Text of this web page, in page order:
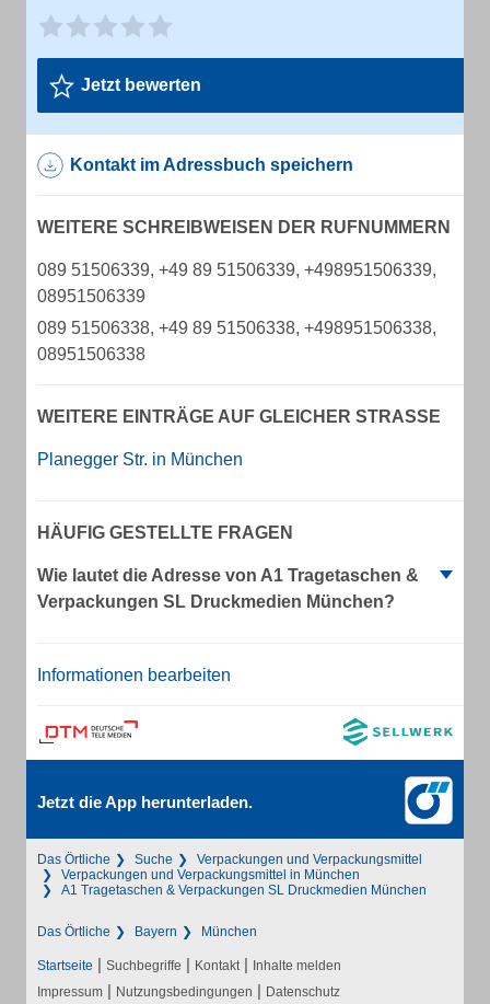
Jetzt bewerten
Kontakt im Adressbuch speichern
WEITERE SCHREIBWEISEN DER RUFNUMMERN
089 51506339, +49 89 51506339, +498951506339,
08951506339
089 51506338, +49 89 51506338, +498951506338,
08951506338
WEITERE EINTRÄGE AUF GLEICHER STRASSE
Planegger Str. in München
HÄUFIG GESTELLTE FRAGEN
Wie lautet die Adresse von A1 Tragetaschen &
Verpackungen SL Druckmedien München?
Informationen bearbeiten
Jetzt die App herunterladen.
Das Örtliche Suche
Verpackungen und Verpackungsmittel
Verpackungen und Verpackungsmittel in München
A1 Tragetaschen & Verpackungen SL Druckmedien München
Das Örtliche Bayern München
Startseite | Suchbegriffe | Kontakt | Inhalte melden
Impressum | Nutzungsbedingungen | Datenschutz